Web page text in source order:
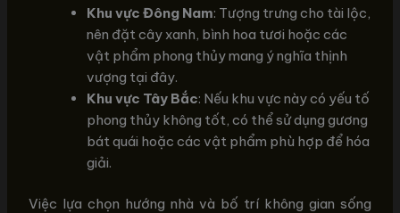
Khu vực Đông Nam: Tượng trưng cho tài lộc,
nên đặt cây xanh, bình hoa tươi hoặc các
vật phẩm phong thủy mang ý nghĩa thịnh
vượng tại đây.
Khu vực Tây Bắc: Nếu khu vực này có yếu tố
phong thủy không tốt, có thể sử dụng gương
bát quái hoặc các vật phẩm phù hợp để hóa
giải.
Việc lựa chọn hướng nhà và bố trí không gian sống